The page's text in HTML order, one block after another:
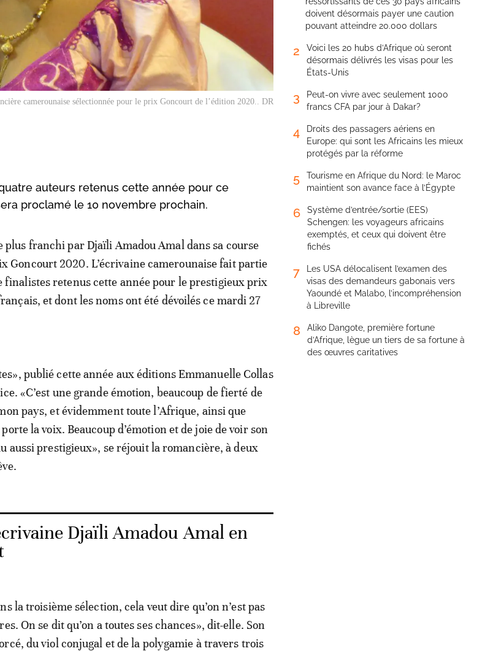
camerounaise sélectionnée pour le prix Goncourt de l’édition 2020.. DR
auteurs retenus cette année pour ce
proclamé le 10 novembre prochain.
plus franchi par Djaïli Amadou Amal dans sa course
Goncourt 2020. L’écrivaine camerounaise fait partie
finalistes retenus cette année pour le prestigieux prix
et dont les noms ont été dévoilés ce mardi 27
publié cette année aux éditions Emmanuelle Collas
«C’est une grande émotion, beaucoup de fierté de
pays, et évidemment toute l’Afrique, ainsi que
la voix. Beaucoup d’émotion et de joie de voir son
aussi prestigieux», se réjouit la romancière, à deux
Djaïli Amadou Amal en
la troisième sélection, cela veut dire qu’on n’est pas
On se dit qu’on a toutes ses chances», dit-elle. Son
du viol conjugal et de la polygamie à travers trois
doivent désormais payer une caution
pouvant atteindre 20.000 dollars
2
Voici les 20 hubs d’Afrique où seront
désormais délivrés les visas pour les
États-Unis
3
Peut-on vivre avec seulement 1000
francs CFA par jour à Dakar?
4
Droits des passagers aériens en
Europe: qui sont les Africains les mieux
protégés par la réforme
5
Tourisme en Afrique du Nord: le Maroc
maintient son avance face à l’Égypte
6
Système d’entrée/sortie (EES)
Schengen: les voyageurs africains
exemptés, et ceux qui doivent être
fichés
7
Les USA délocalisent l’examen des
visas des demandeurs gabonais vers
Yaoundé et Malabo, l’incompréhension
à Libreville
8
Aliko Dangote, première fortune
d’Afrique, lègue un tiers de sa fortune à
des œuvres caritatives